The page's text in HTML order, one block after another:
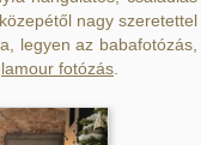
nagy szeretettel
legyen az babafotózás,
fotózás